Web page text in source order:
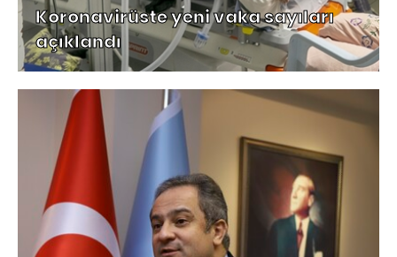
Koronavirüste yeni vaka sayıları
açıklandı